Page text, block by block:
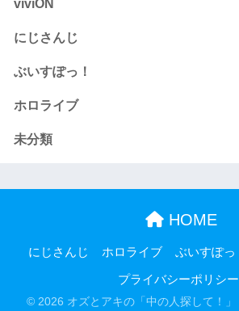
viviON
にじさんじ
ぶいすぽっ！
ホロライブ
未分類
HOME
にじさんじ ホロライブ ぶいすぽっ
プライバシーポリシー
© 2026 オズとアキの「中の人探して！